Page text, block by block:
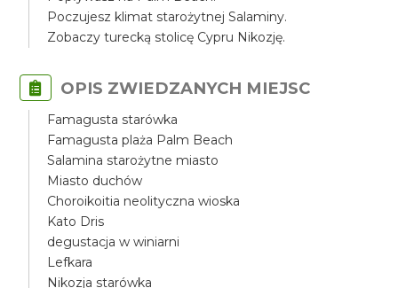
Poczujesz klimat starożytnej Salaminy.
Zobaczy turecką stolicę Cypru Nikozję.
OPIS ZWIEDZANYCH MIEJSC
Famagusta starówka
Famagusta plaża Palm Beach
Salamina starożytne miasto
Miasto duchów
Choroikoitia neolityczna wioska
Kato Dris
degustacja w winiarni
Lefkara
Nikozja starówka